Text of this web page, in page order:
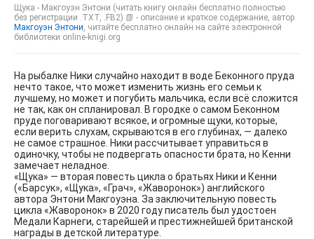
Щука - Макгоуэн Энтони (читать книгу онлайн бесплатно полностью
без регистрации .TXT, .FB2) 📗 - описание и краткое содержание, автор
Макгоуэн Энтони , читайте бесплатно онлайн на сайте электронной
библиотеки online-knigi.org
На рыбалке Ники случайно находит в воде Беконного пруда
нечто такое, что может изменить жизнь его семьи к
лучшему, но может и погубить мальчика, если всё сложится
не так, как он спланировал. В городке о самом Беконном
пруде поговаривают всякое, и огромные щуки, которые,
если верить слухам, скрываются в его глубинах, — далеко
не самое страшное. Ники рассчитывает управиться в
одиночку, чтобы не подвергать опасности брата, но Кенни
замечает неладное.
«Щука» — вторая повесть цикла о братьях Ники и Кенни
(«Барсук», «Щука», «Грач», «Жаворонок») английского
автора Энтони Макгоуэна. За заключительную повесть
цикла «Жаворонок» в 2020 году писатель был удостоен
Медали Карнеги, старейшей и престижнейшей британской
награды в детской литературе.